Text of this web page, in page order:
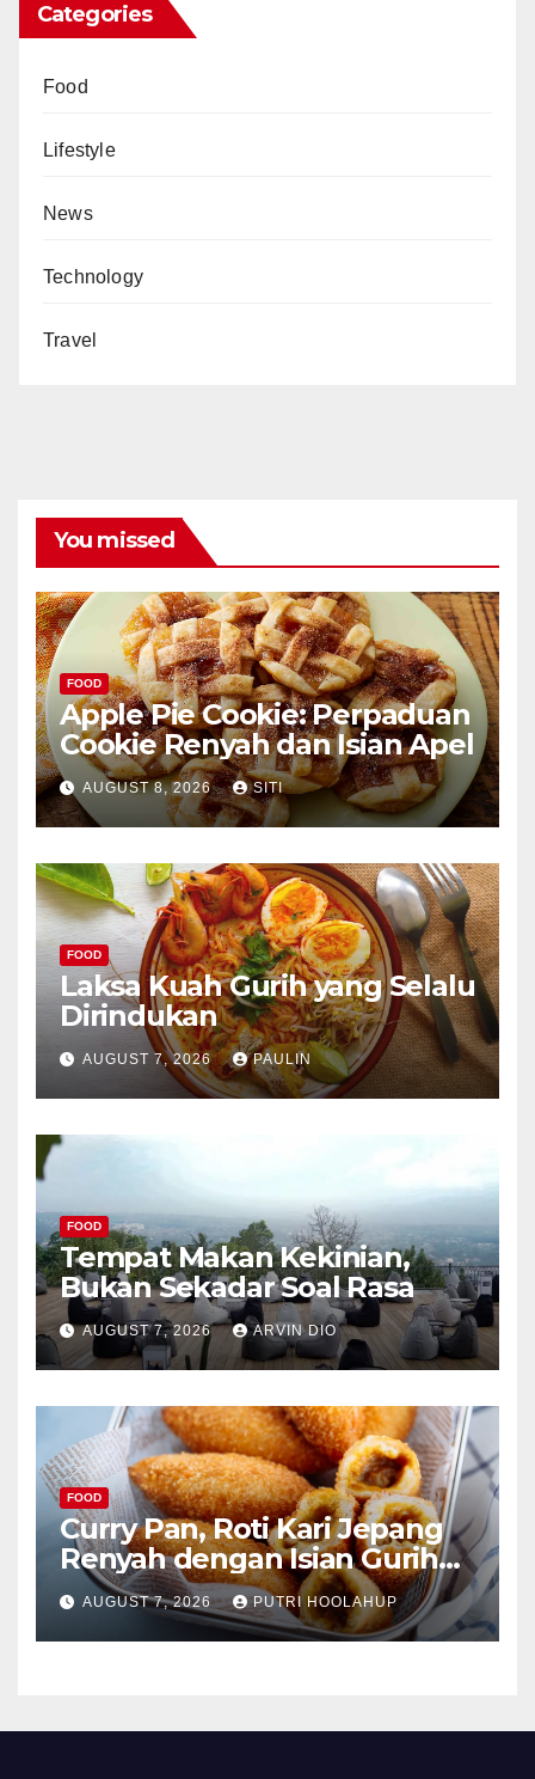
Categories
Food
Lifestyle
News
Technology
Travel
You missed
FOOD
Apple Pie Cookie: Perpaduan
Cookie Renyah dan Isian Apel
AUGUST 8, 2026 SITI
FOOD
Laksa Kuah Gurih yang Selalu
Dirindukan
AUGUST 7, 2026 PAULIN
FOOD
Tempat Makan Kekinian,
Bukan Sekadar Soal Rasa
AUGUST 7, 2026 ARVIN DIO
FOOD
Curry Pan, Roti Kari Jepang
Renyah dengan Isian Gurih
Menggoda
AUGUST 7, 2026 PUTRI HOOLAHUP